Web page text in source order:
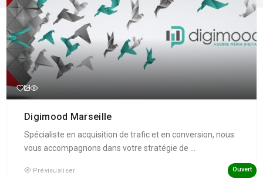
Digimood Marseille
Spécialiste en acquisition de trafic et en conversion, nous
vous accompagnons dans votre stratégie de ...
Prévisualiser Ouvert